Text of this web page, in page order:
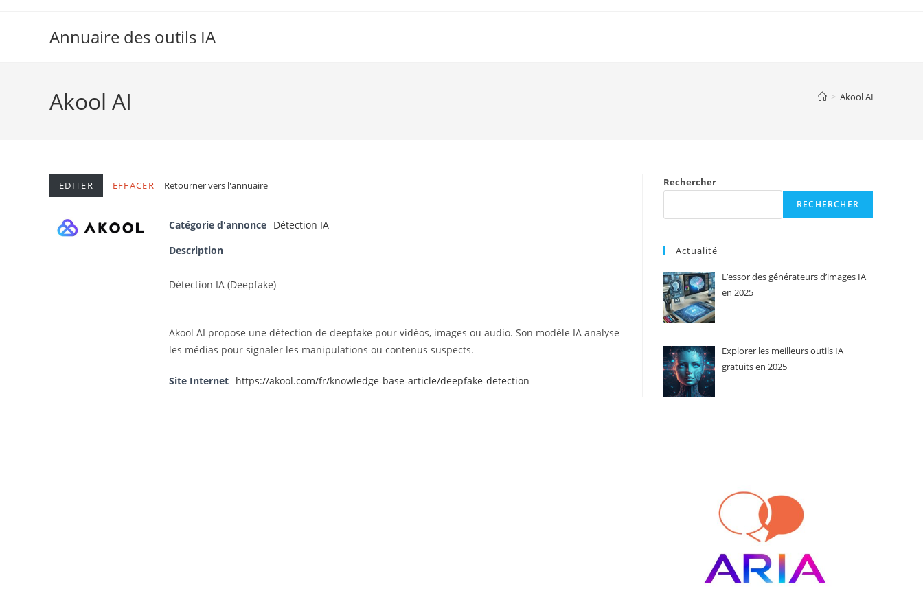
Annuaire des outils IA
Akool AI > Akool AI
EDITER EFFACER Retourner vers l'annuaire
Catégorie d'annonce Détection IA
Description
Détection IA (Deepfake)
Akool AI propose une détection de deepfake pour vidéos, images ou audio. Son modèle IA analyse
les médias pour signaler les manipulations ou contenus suspects.
Site Internet https://akool.com/fr/knowledge-base-article/deepfake-detection
Rechercher
RECHERCHER
Actualité
L’essor des générateurs d’images IA
en 2025
Explorer les meilleurs outils IA
gratuits en 2025